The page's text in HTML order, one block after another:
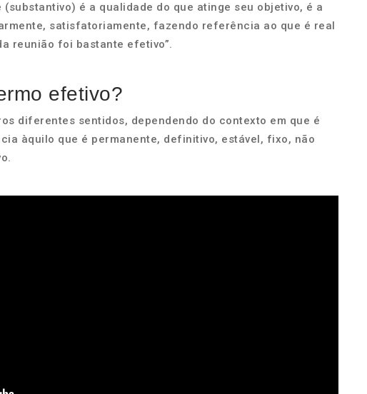
é a qualidade do que atinge seu objetivo, é a
satisfatoriamente, fazendo referência ao que é real
reunião foi bastante efetivo”.
efetivo?
diferentes sentidos, dependendo do contexto em que é
àquilo que é permanente, definitivo, estável, fixo, não